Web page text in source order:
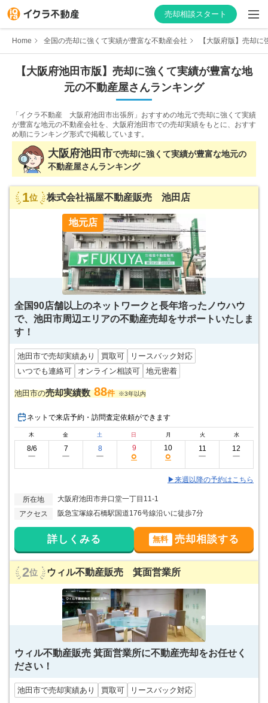
売却相談スタート
はじめての方へ
不動産会社を探す
物件の価格を知る
不動産会社向け情報
Home 全国の売却に強くて実績が豊富な不動産会社 【大阪府版】売却
【大阪府池田市版】 売却に強くて実績が豊富な地
元の不動産屋さんランキング
「イクラ不動産 大阪府池田市出張所」おすすめの地元で売却に強くて実績
が豊富な地元の不動産会社を、 大阪府池田市での売却実績をもとに、おすす
め順にランキング形式で掲載しています。
大阪府池田市で売却に強くて実績が豊富な地元の
不動産屋さんランキング
1位 株式会社福屋不動産販売 池田店
地元店
全国90店舗以上のネットワークと長年培ったノウハウ
で、池田市周辺エリアの不動産売却をサポートいたしま
す！
池田市で売却実績あり 買取可
リースバック対応
いつでも連絡可
オンライン相談可 地元密着
池田市の売却実績数 88件 ※3年以内
ネットで来店予約・訪問査定依頼ができます
木 金 土 日 月 火 水
8/6
ー
7
ー
8
ー
9
○
10
○
11
ー
12
ー
▶来週以降の予約はこちら
所在地
大阪府池田市井口堂一丁目11-1
アクセス
阪急宝塚線石橋駅国道176号線沿いに徒歩7分
詳しくみる 無料 売却相談する
2位 ウィル不動産販売 箕面営業所
ウィル不動産販売 箕面営業所に不動産売却をお任せく
ださい！
池田市で売却実績あり 買取可 リースバック対応